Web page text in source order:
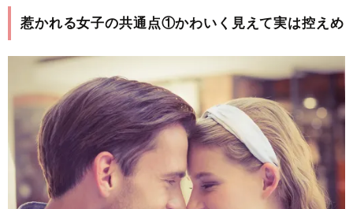
惹かれる女子の共通点①かわいく見えて実は控えめ